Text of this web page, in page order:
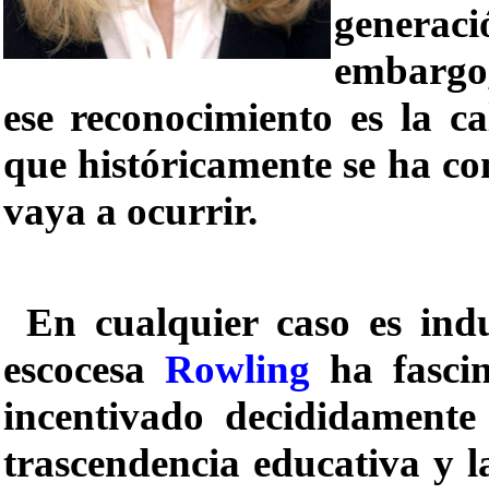
ese reconocimiento es la
que históricamente se ha
vaya a ocurrir.
En cualquier caso es
escocesa Rowling ha
incentivado
trascendencia educativa y